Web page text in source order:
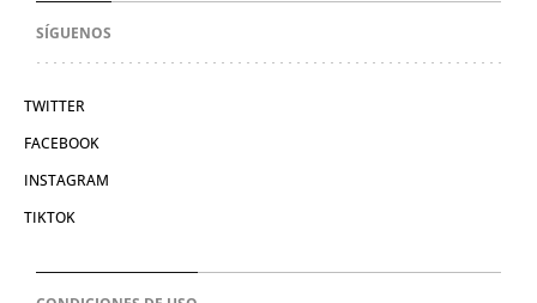
SÍGUENOS
TWITTER
FACEBOOK
INSTAGRAM
TIKTOK